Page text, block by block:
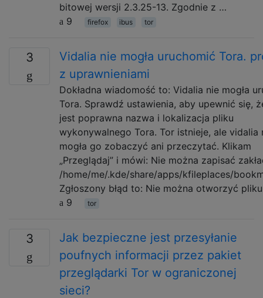
bitowej wersji 2.3.25-13. Zgodnie z …
9
firefox ibus tor
3
Vidalia nie mogła uruchomić Tora.
z uprawnieniami
Dokładna wiadomość to: Vidalia nie mogła
Tora. Sprawdź ustawienia, aby upewnić się,
jest poprawna nazwa i lokalizacja pliku
wykonywalnego Tora. Tor istnieje, ale vidalia
mogła go zobaczyć ani przeczytać. Klikam
„Przeglądaj” i mówi: Nie można zapisać
/home/me/.kde/share/apps/kfileplaces/
Zgłoszony błąd to: Nie można otworzyć
9
tor
3
Jak bezpieczne jest przesyłanie
poufnych informacji przez pakiet
przeglądarki Tor w ograniczonej
sieci?